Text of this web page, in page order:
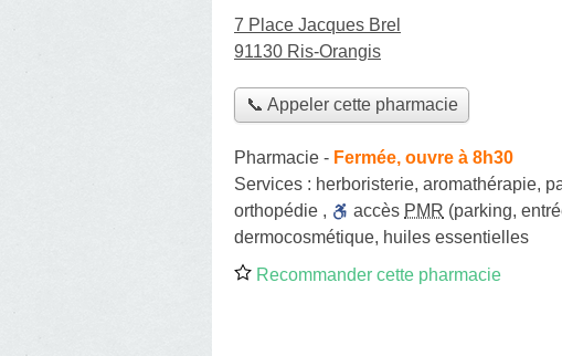
7 Place Jacques Brel
91130 Ris-Orangis
📞 Appeler cette pharmacie
Pharmacie - Fermée, ouvre à 8h30
Services : herboristerie, aromathérapie,
orthopédie , accès PMR (parking,
dermocosmétique, huiles essentielles
Recommander cette pharmacie